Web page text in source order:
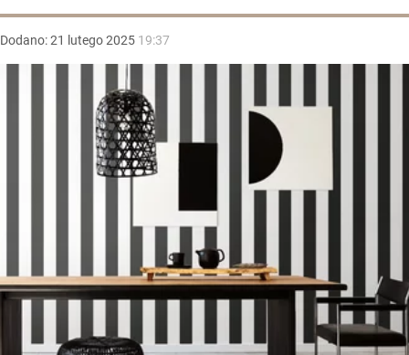
Dodano:21 lutego2025 19:37